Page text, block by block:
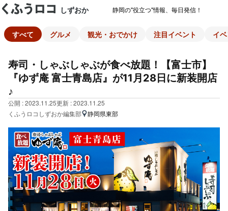
しずおか 静岡の"役立つ"情報、毎日発信！
すべて グルメ 観光・おでかけ 注目イベント イ
寿司・しゃぶしゃぶが食べ放題！【富士市】
『ゆず庵 富士青島店』が11月28日に新装開店
♪
公開 : 2023.11.25更新 : 2023.11.25
くふうロコしずおか編集部
静岡県東部